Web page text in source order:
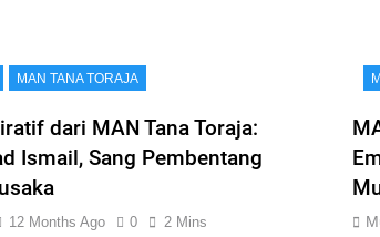
MAN TANA TORAJA
dari MAN Tana Toraja:
Ismail, Sang Pembentang
12 Months Ago 0 2 Mins